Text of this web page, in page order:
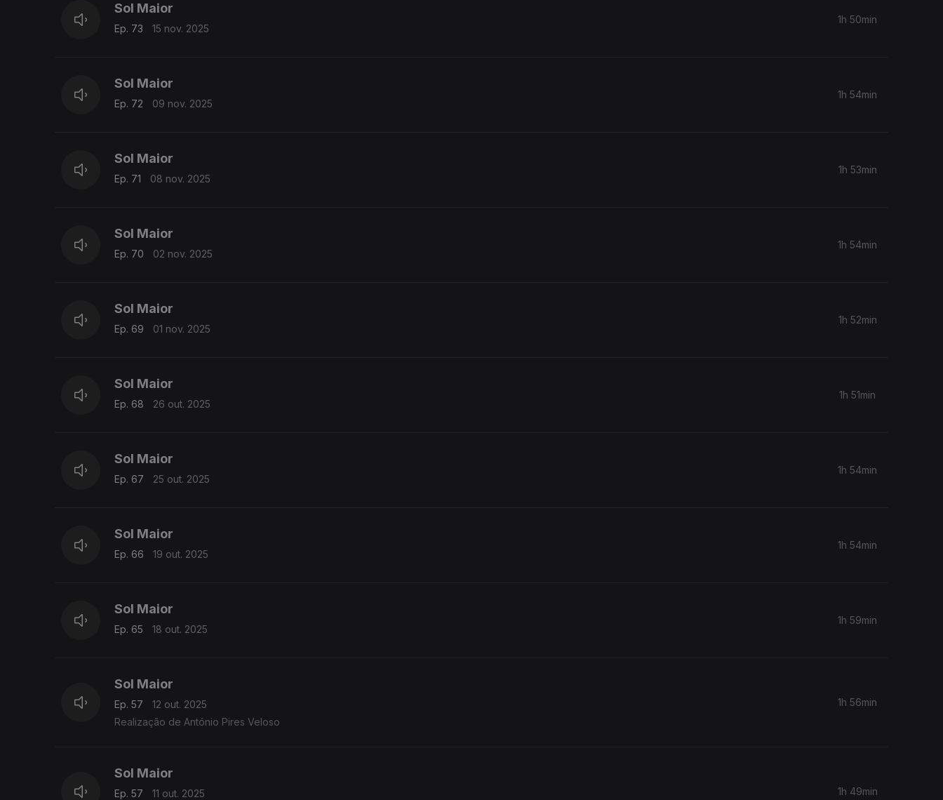
Sol Maior
Ep. 73 15 nov. 2025
1h 50min
Sol Maior
Ep. 72 09 nov. 2025
1h 54min
Sol Maior
Ep. 71 08 nov. 2025
1h 53min
Sol Maior
Ep. 70 02 nov. 2025
1h 54min
Sol Maior
Ep. 69 01 nov. 2025
1h 52min
Sol Maior
Ep. 68 26 out. 2025
1h 51min
Sol Maior
Ep. 67 25 out. 2025
1h 54min
Sol Maior
Ep. 66 19 out. 2025
1h 54min
Sol Maior
Ep. 65 18 out. 2025
1h 59min
Sol Maior
Ep. 57
12 out. 2025
Realização de António Pires Veloso
1h 56min
Sol Maior
Ep. 57 11 out. 2025 1h 49min